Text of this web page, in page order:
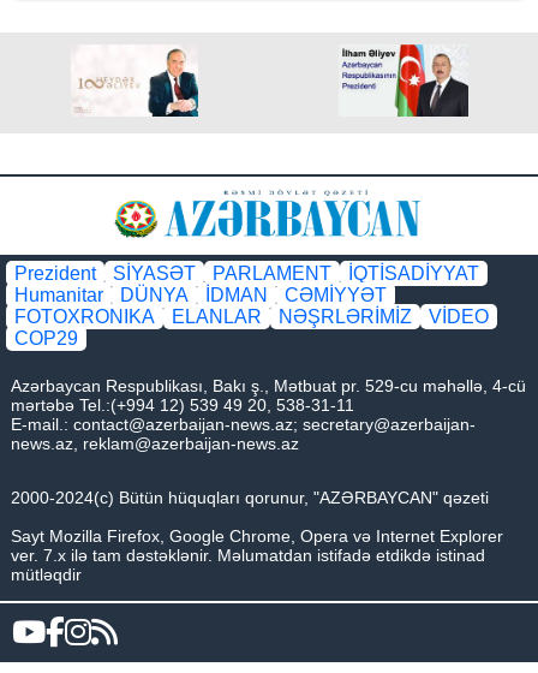
Prezident SİYASƏT PARLAMENT
İQTİSADİYYAT
Humanitar
DÜNYA İDMAN
CƏMİYYƏT
FOTOXRONIKA
ELANLAR NƏŞRLƏRİMİZ
VİDEO
COP29
Azərbaycan Respublikası, Bakı ş., Mətbuat pr. 529-cu məhəllə, 4-cü
mərtəbə Tel.:(+994 12) 539 49 20, 538-31-11
E-mail.: contact@azerbaijan-news.az; secretary@azerbaijan-
news.az reklam@azerbaijan-news.az
2000-2024(c) Bütün hüquqları qorunur, "AZƏRBAYCAN" qəzeti
Sayt Mozilla Firefox, Google Chrome, Opera və Internet Explorer
ver. 7.x ilə tam dəstəklənir. Məlumatdan istifadə etdikdə istinad
mütləqdir